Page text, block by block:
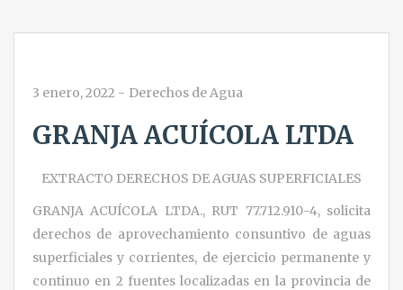
3 enero, 2022 - Derechos de Agua
GRANJA ACUÍCOLA LTDA
EXTRACTO DERECHOS DE AGUAS SUPERFICIALES
GRANJA ACUÍCOLA LTDA., RUT 77.712.910-4, solicita
derechos de aprovechamiento consuntivo de aguas
superficiales y corrientes, de ejercicio permanente y
continuo en 2 fuentes localizadas en la provincia de